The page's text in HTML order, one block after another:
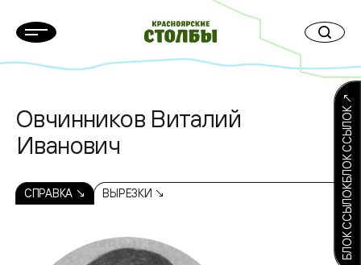
Овчинников Виталий
Иванович
СПРАВКА ↘ ВЫРЕЗКИ ↘ БЛОК ССЫЛОКБЛОК ССЫЛОК ↗